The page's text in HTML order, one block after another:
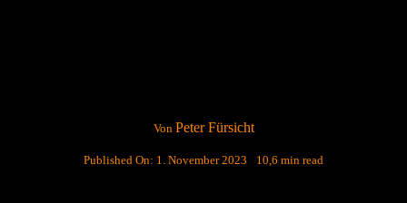
Von Peter Fürsicht
Published On: 1. November 2023 10,6 min read